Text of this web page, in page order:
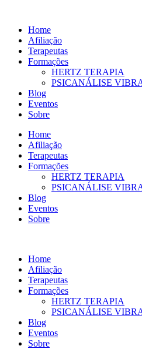
conteúdo
Home
Afiliação
Terapeutas
Formações
HERTZ TERAPIA
PSICANÁLISE
Blog
Eventos
Sobre
Home
Afiliação
Terapeutas
Formações
HERTZ TERAPIA
PSICANÁLISE
Blog
Eventos
Sobre
Home
Afiliação
Terapeutas
Formações
HERTZ TERAPIA
PSICANÁLISE
Blog
Eventos
Sobre